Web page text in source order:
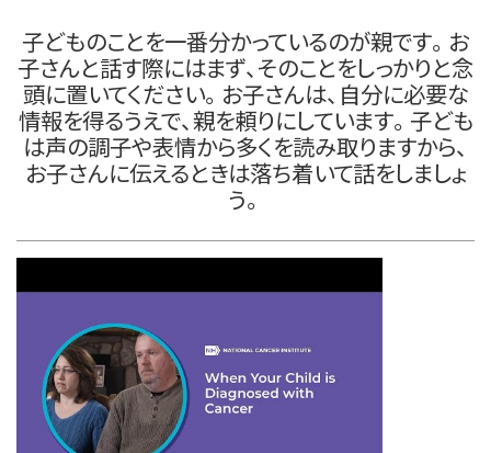
子どものことを一番分かっているのが親です。お
子さんと話す際にはまず、そのことをしっかりと念
頭に置いてください。お子さんは、自分に必要な
情報を得るうえで、親を頼りにしています。子ども
は声の調子や表情から多くを読み取りますから、
お子さんに伝えるときは落ち着いて話をしましょ
う。